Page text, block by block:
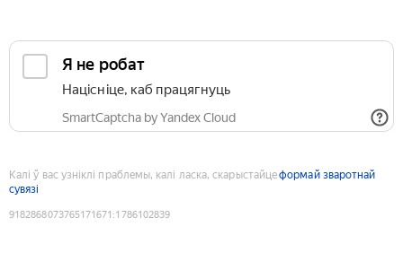
Я не робат
Націсніце, каб працягнуць
SmartCaptcha by Yandex Cloud
Калі ў вас узніклі праблемы, калі ласка, скарыстайцеформай зваротнай
сувязі
9182868073765171671 :1786102839